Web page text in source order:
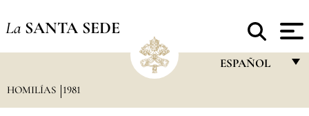
La SANTA SEDE
ESPAÑOL
HOMILÍAS 1981